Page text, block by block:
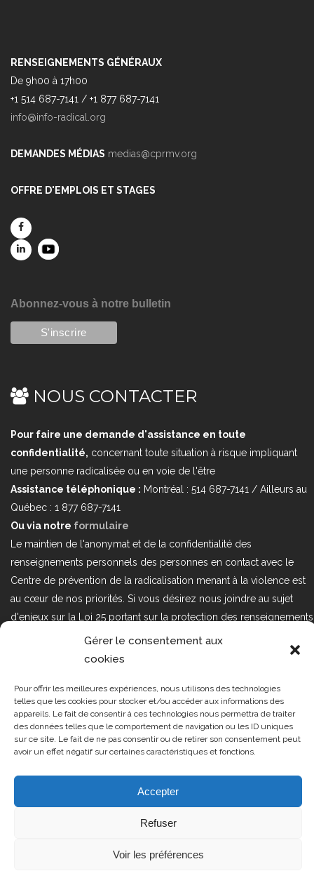
Gérer le consentement aux
cookies
Pour offrir les meilleures expériences, nous utilisons des technologies
telles que les cookies pour stocker et/ou accéder aux informations des
appareils. Le fait de consentir à ces technologies nous permettra de traiter
des données telles que le comportement de navigation ou les ID uniques
sur ce site. Le fait de ne pas consentir ou de retirer son consentement peut
avoir un effet négatif sur certaines caractéristiques et fonctions.
Accepter
Refuser
Voir les préférences
RENSEIGNEMENTS GÉNÉRAUX
De 9h00 à 17h00
+1 514 687-7141 / +1 877 687-7141
info@info-radical.org
DEMANDES MÉDIAS medias@cprmv.org
OFFRE D'EMPLOIS ET STAGES
Abonnez-vous à notre bulletin
NOUS CONTACTER
Pour faire une demande d'assistance en toute
confidentialité, concernant toute situation à risque impliquant
une personne radicalisée ou en voie de l'être
Assistance téléphonique : Montréal : 514 687-7141 / Ailleurs au
Québec : 1 877 687-7141
Ou via notre formulaire
Le maintien de l'anonymat et de la confidentialité des
renseignements personnels des personnes en contact avec le
Centre de prévention de la radicalisation menant à la violence est
au cœur de nos priorités. Si vous désirez nous joindre au sujet
d'enjeux sur la Loi 25 portant sur la protection des renseignements
personnels dans le secteur privé, veuillez communiquer avec
nous à l'adresse courriel suivant : loi25@cprmv.org Pour en savoir
Tous droits réservés @2019 CPRMV
| Centre de prévention de la
radicalisation menant à la violence
(CPRMV)